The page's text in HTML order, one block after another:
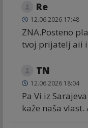
Re
12.06.2026 17:48
ZNA.Posteno
tvoj prijatelj aii
TN
12.06.2026 18:04
Pa Vi iz
kaže naša vlast.